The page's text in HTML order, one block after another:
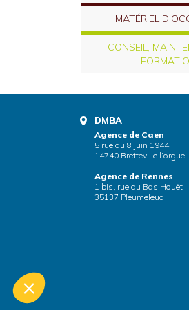
MATÉRIEL
CONSEIL,
DMBA
Agence de Caen
5 rue du 8 juin 1944
14740 Bretteville
Agence de Rennes
1 bis, rue du Bas Houët
35137 Pleumeleuc